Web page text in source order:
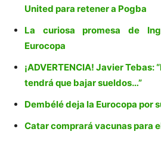
United para retener a Pogba
La curiosa promesa de
Eurocopa
¡ADVERTENCIA! Javier Tebas:
tendrá que bajar sueldos…”
Dembélé deja la Eurocopa por
Catar comprará vacunas para